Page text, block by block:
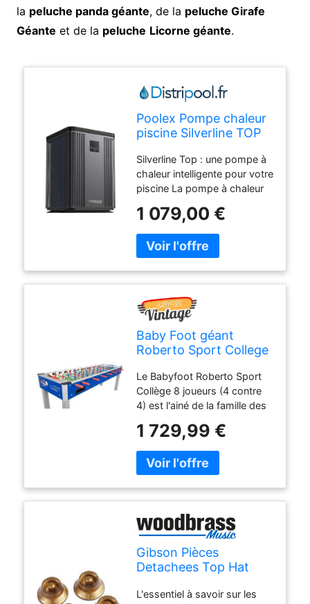
la peluche panda géante, de la peluche Girafe
Géante et de la peluche Licorne géante.
Poolex Pompe chaleur
piscine Silverline TOP
Silverline Top : une pompe à
chaleur intelligente pour votre
piscine La pompe à chaleur
performance et innovation.
Grâce à sa ventilation
verticale, elle
optimisel’espace nécessaire
à l’installation, la rendant
petits espaces. Disponible en
plusie
1 079,00 €
Baby Foot géant
Roberto Sport College
contre 4)
Le Babyfoot Roberto Sport
Collège 8 joueurs (4 contre
4) est l'ainé de la famille des
une spécificité propre. Ce
baby est idéal pour les
familles nombreuses ou pour
des évènements. Il reprend
les principes de son petit
qu'il est en XXL et peut
accueillir jusqu'à 8 personnes
(voire plus si certaines
personnes n'utilisent qu'une
parfaite pour un événement
1 729,99 €
Gibson Pièces
Detachees Top Hat
L'essentiel à savoir sur les